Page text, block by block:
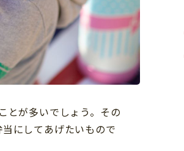
とが多いでしょう。その
にしてあげたいもので